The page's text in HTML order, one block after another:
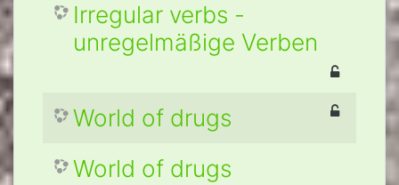
Irregular verbs -
unregelmäßige Verben
World of drugs
World of drugs